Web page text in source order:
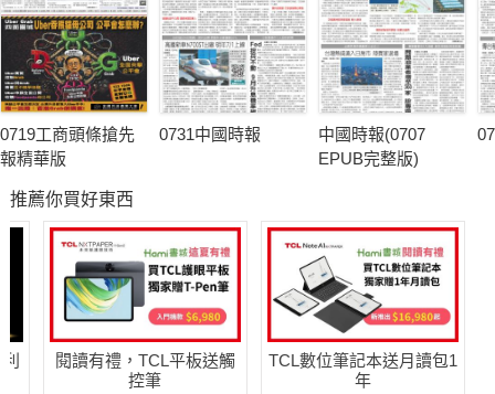
0719工商頭條搶先
報精華版
0731中國時報
中國時報(0707
EPUB完整版)
推薦你買好東西
閱讀有禮，TCL平板送觸
控筆
TCL數位筆記本送月讀包1
年